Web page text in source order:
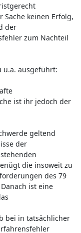
Sache keinen Erfolg,
der
zum Nachteil
u.a. ausgeführt:
ist ihr jedoch der
geltend
der
die insoweit zu
des 79
ist eine
bei in tatsächlicher